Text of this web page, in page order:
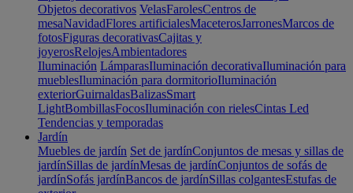
Objetos decorativos VelasFarolesCentros de
mesaNavidadFlores artificialesMaceterosJarronesMarcos de
fotosFiguras decorativasCajitas y
joyerosRelojesAmbientadores
Iluminación LámparasIluminación decorativaIluminación para
mueblesIluminación para dormitorioIluminación
exteriorGuirnaldasBalizasSmart
LightBombillasFocosIluminación con rielesCintas Led
Tendencias y temporadas
Jardín
Muebles de jardín Set de jardínConjuntos de mesas y sillas de
jardínSillas de jardínMesas de jardínConjuntos de sofás de
jardínSofás jardínBancos de jardínSillas colgantesEstufas de